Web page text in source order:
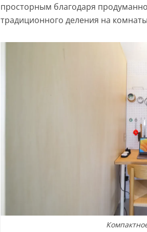
просторным благодаря
традиционного деления на